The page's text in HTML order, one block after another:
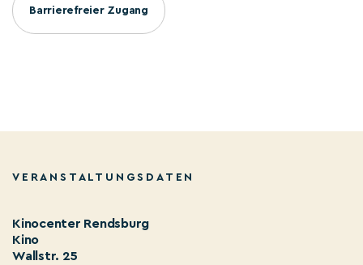
Barrierefreier Zugang
VERANSTALTUNGSDATEN
Kinocenter Rendsburg
Kino
Wallstr. 25